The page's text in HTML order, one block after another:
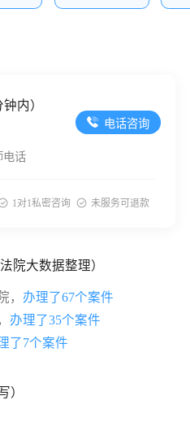
内）
电话
1对1私密咨询 未服务可退款
电话咨询
院大数据整理）
， 办理了67个案件
办理了35个案件
了7个案件
）